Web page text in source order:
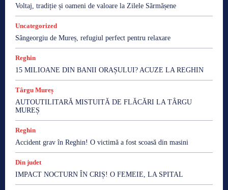
Voltaj, tradiție și oameni de valoare la Zilele Sărmășene
Uncategorized
Sângeorgiu de Mureș, refugiul perfect pentru relaxare
Reghin
15 MILIOANE DIN BANII ORAȘULUI? ACUZE LA REGHIN
Târgu Mureș
AUTOUTILITARĂ MISTUITĂ DE FLĂCĂRI LA TÂRGU
MUREȘ
Reghin
Accident grav în Reghin! O victimă a fost scoasă din masini
Din judet
IMPACT NOCTURN ÎN CRIȘ! O FEMEIE, LA SPITAL